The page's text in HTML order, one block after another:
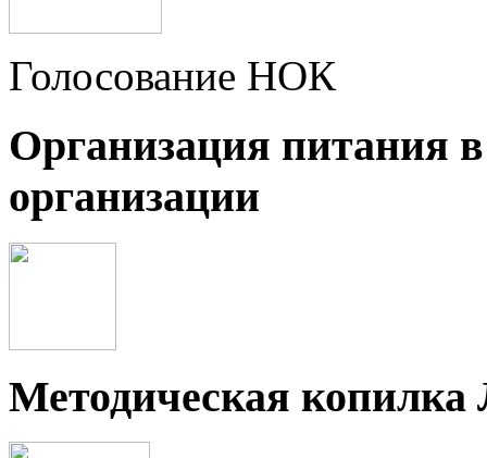
Голосование НОК
Организация питания
организации
Методическая